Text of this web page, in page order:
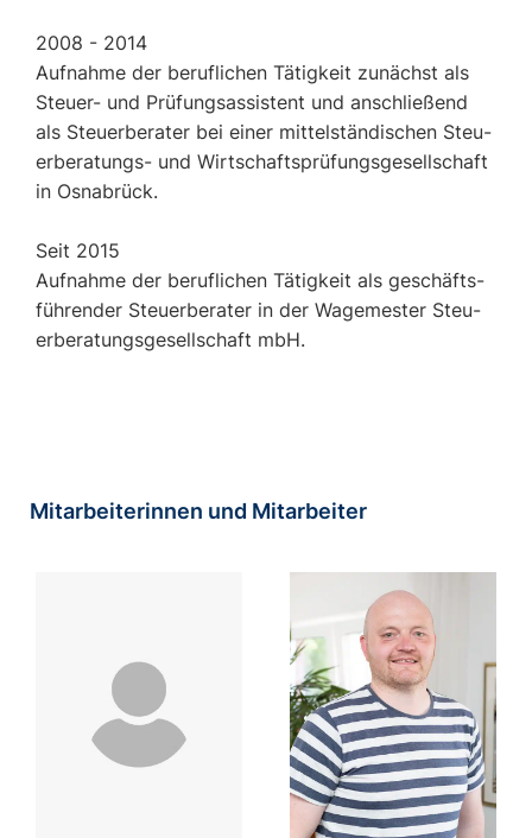
2008 - 2014
Auf­nah­me der be­ruf­li­chen Tä­tig­keit zu­nächst als
Steu­er- und Prü­fungs­as­sis­tent und an­schlie­ßend
als Steu­er­be­ra­ter bei einer mit­tel­stän­di­schen Steu­
er­be­ra­tungs- und Wirt­schafts­prü­fungs­ge­sell­schaft
in Os­na­brück.
Seit 2015
Auf­nah­me der be­ruf­li­chen Tä­tig­keit als ge­schäfts­
füh­ren­der Steu­er­be­ra­ter in der Wa­ge­mes­ter Steu­
er­be­ra­tungs­ge­sell­schaft mbH.
Mitarbeiterinnen und Mitarbeiter